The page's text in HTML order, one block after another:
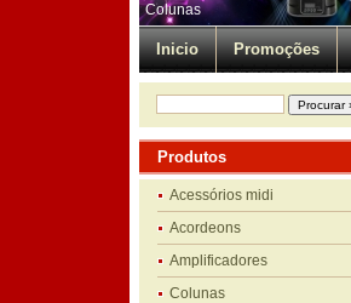
Colunas
Inicio Promoções
Produtos
Acessórios midi
Acordeons
Amplificadores
Colunas